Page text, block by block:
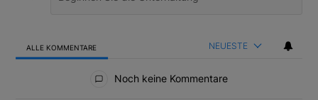
ALLE KOMMENTARE NEUESTE
Noch keine Kommentare